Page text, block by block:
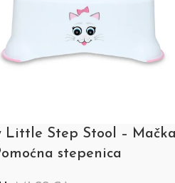
Little Step Stool – Mačka
stepenica